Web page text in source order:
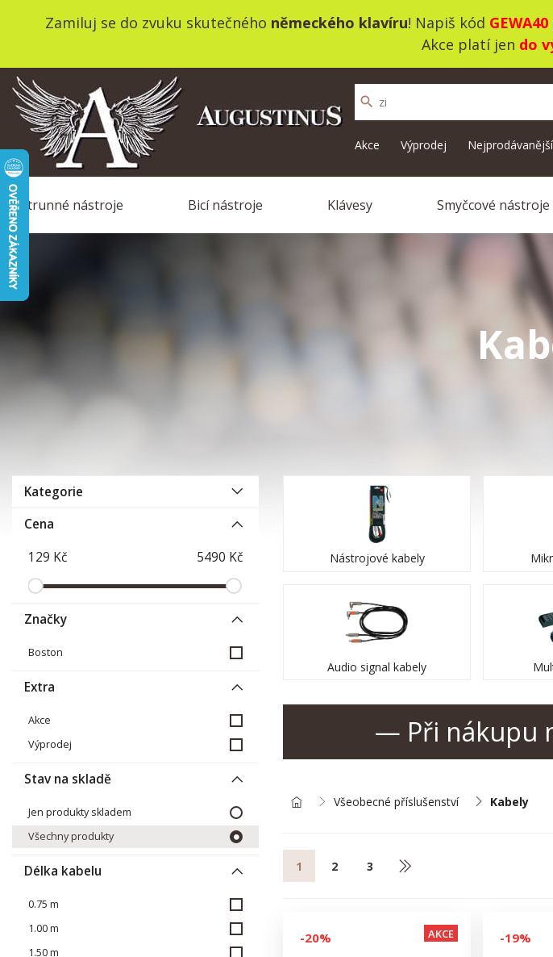
Zamiluj se do zvuku skutečného německého klavíru! Napiš kód GEWA40
Akce platí jen do
search
Akce Výprodej Nejprodávanější
Strunné nástroje Bicí nástroje Klávesy Smyčcové nástroje
Kategorie
Cena
Značky
Boston
Extra
Akce
Výprodej
Stav na skladě
Jen produkty skladem
Všechny produkty
Délka kabelu
0.75 m
1.00 m
1.50 m
Nástrojové kabely
Audio signal kabely
— Při nákupu
Všeobecné příslušenství Kabely
1 2 3
-20% AKCE -19%